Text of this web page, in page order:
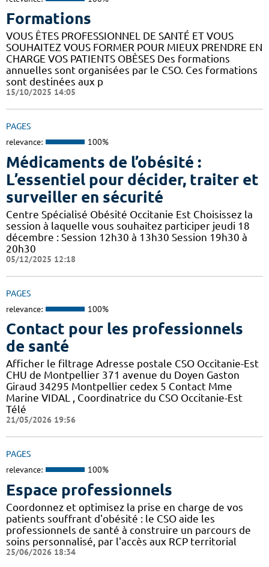
Formations
VOUS ÊTES PROFESSIONNEL DE SANTÉ ET VOUS
SOUHAITEZ VOUS FORMER POUR MIEUX PRENDRE EN
CHARGE VOS PATIENTS OBÈSES Des formations
annuelles sont organisées par le CSO. Ces formations
sont destinées aux p
15/10/2025 14:05
PAGES
relevance: 100%
Médicaments de l’obésité :
L’essentiel pour décider, traiter et
surveiller en sécurité
Centre Spécialisé Obésité Occitanie Est Choisissez la
session à laquelle vous souhaitez participer jeudi 18
décembre : Session 12h30 à 13h30 Session 19h30 à
20h30
05/12/2025 12:18
PAGES
relevance: 100%
Contact pour les professionnels
de santé
Afficher le filtrage Adresse postale CSO Occitanie-Est
CHU de Montpellier 371 avenue du Doyen Gaston
Giraud 34295 Montpellier cedex 5 Contact Mme
Marine VIDAL , Coordinatrice du CSO Occitanie-Est
Télé
21/05/2026 19:56
PAGES
relevance: 100%
Espace professionnels
Coordonnez et optimisez la prise en charge de vos
patients souffrant d'obésité : le CSO aide les
professionnels de santé à construire un parcours de
soins personnalisé, par l'accès aux RCP territorial
25/06/2026 18:34